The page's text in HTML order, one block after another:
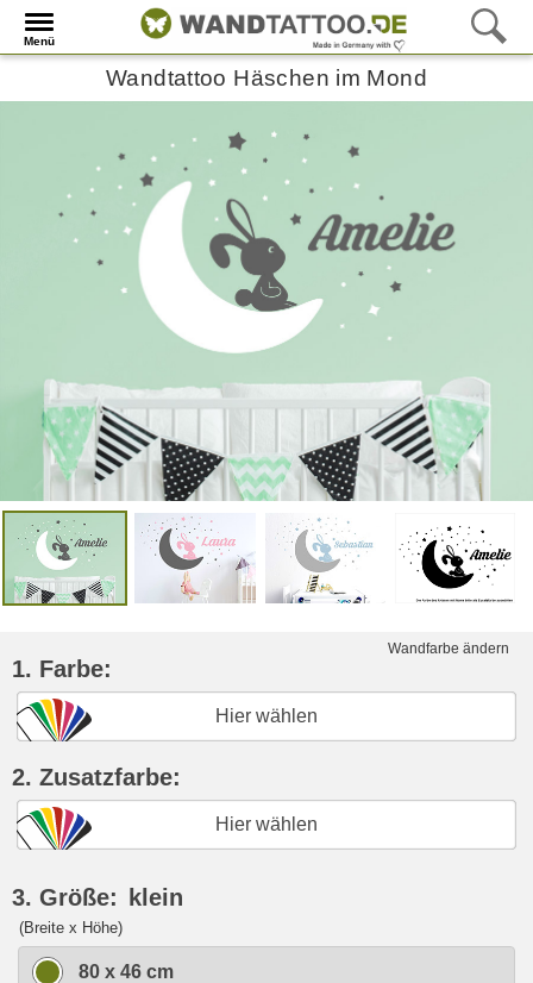
Menü
Wandtattoo Häschen im Mond
Wandfarbe ändern
1. Farbe:
Hier wählen
2. Zusatzfarbe:
Hier wählen
3. Größe: klein
(Breite x Höhe)
80 x 46 cm